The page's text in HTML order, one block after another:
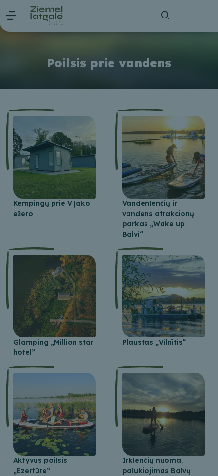
Poilsis prie vandens
Kempingų prie Viļako
ežero
Vandenlenčių ir
vandens atrakcionų
parkas „Wake up
Balvi“
Glamping „Million star
hotel”
Plaustas „Vilnītis“
Aktyvus poilsis
„Ezertūre“
Irklenčių nuoma,
palukiojimas Balvų